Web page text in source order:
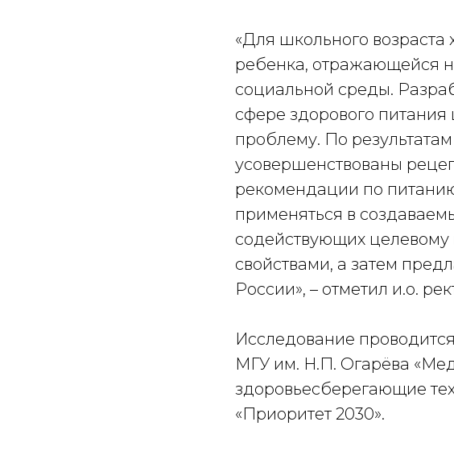
«Для школьного возраста
ребенка, отражающейся
социальной среды.
сфере здорового
проблему. По
усовершенствованы
рекомендации по
применяться в
содействующих
свойствами, а затем
России», – отметил и.о.
Исследование
МГУ им. Н.П. Огарёва
здоровьесберегающие
«Приоритет 2030».